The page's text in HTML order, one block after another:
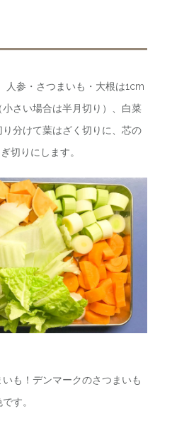
人参・さつまいも・大根は1cm
さい場合は半月切り）、白菜
分けて葉はざく切りに、芯の
切りにします。
も！デンマークのさつまいも
す。